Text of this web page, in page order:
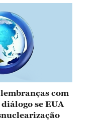
com
se EUA